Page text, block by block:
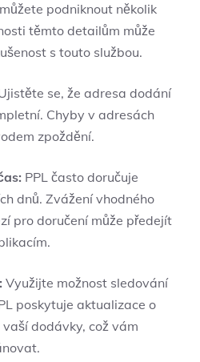
podniknout několik
těmto detailům může
s touto službou.
se, že adresa dodání
Chyby v adresách
zpoždění.
PPL často doručuje
dnů. Zvážení vhodného
pro doručení může předejít
Využijte možnost sledování
poskytuje aktualizace o
dodávky, což vám